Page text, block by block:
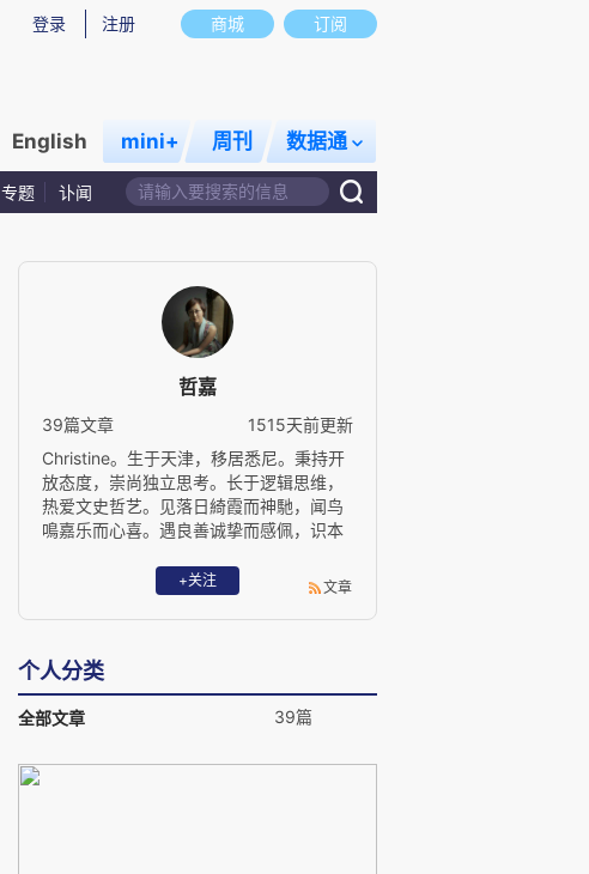
商城 订阅
登录 注册
English mini+ 周刊 数据通
专题 讣闻
哲嘉
39篇文章
1515天前更新
Christine。生于天津，移居悉尼。秉持开
放态度，崇尚独立思考。长于逻辑思维，
热爱文史哲艺。见落日綺霞而神馳，闻鸟
鳴嘉乐而心喜。遇良善诚挚而感佩，识本
闲诗。随心拍照片，自在观天地。著有诗
集《尘梦》。文章诗作散见于网络报刊。
+关注 文章
个人分类
全部文章 39篇